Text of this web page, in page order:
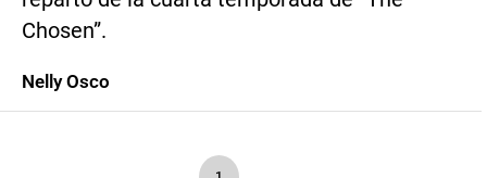
Chosen”.
Nelly Osco